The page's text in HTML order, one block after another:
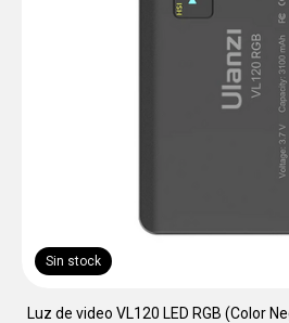
Sin stock
Luz de video VL120 LED RGB (Color